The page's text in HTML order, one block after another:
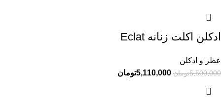
ادکلن اکلت زنانه Eclat
عطر و ادکلن
5,500,000تومان 5,110,000تومان